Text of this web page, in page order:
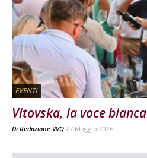
EVENTI
Vitovska, la voce
Di Redazione VVQ 27 Maggio 2026